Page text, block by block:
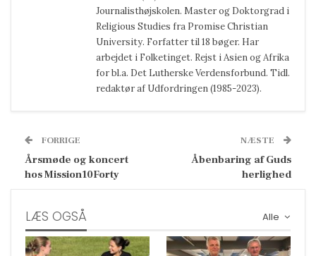
Journalisthøjskolen. Master og Doktorgrad i
Religious Studies fra Promise Christian
University. Forfatter til 18 bøger. Har
arbejdet i Folketinget. Rejst i Asien og Afrika
for bl.a. Det Lutherske Verdensforbund. Tidl.
redaktør af Udfordringen (1985-2023).
FORRIGE
Årsmøde og koncert
hos Mission10Forty
NÆSTE
Åbenbaring af Guds
herlighed
Alle
LÆS OGSÅ